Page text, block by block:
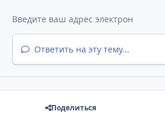
Ответить на эту тему...
Поделиться